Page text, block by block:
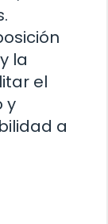
la
el
y
a